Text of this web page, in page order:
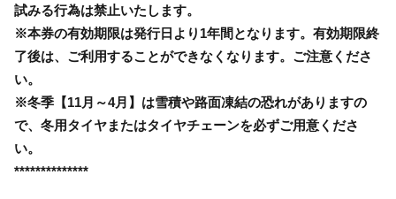
試みる行為は禁止いたします。
※本券の有効期限は発行日より1年間となります。有効期限終
了後は、ご利用することができなくなります。ご注意くださ
い。
※冬季【11月～4月】は雪積や路面凍結の恐れがありますの
で、冬用タイヤまたはタイヤチェーンを必ずご用意くださ
い。
**************